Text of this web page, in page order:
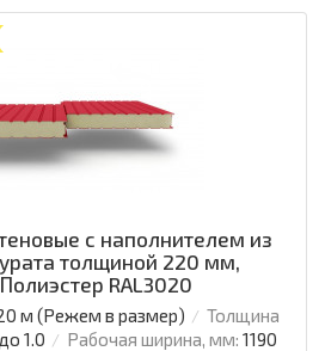
с наполнителем из
толщиной 220 мм,
RAL3020
м (Режем в размер)
Толщина
1.0 Рабочая ширина, мм: 1190